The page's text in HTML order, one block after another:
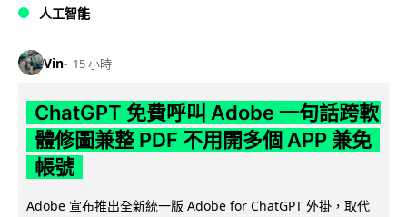
人工智能
Vin 15 小時
ChatGPT 免費呼叫 Adobe 一句話跨軟
體修圖兼整 PDF 不用開多個 APP 兼免
帳號
Adobe 宣布推出全新統一版 Adobe for ChatGPT 外掛，取代